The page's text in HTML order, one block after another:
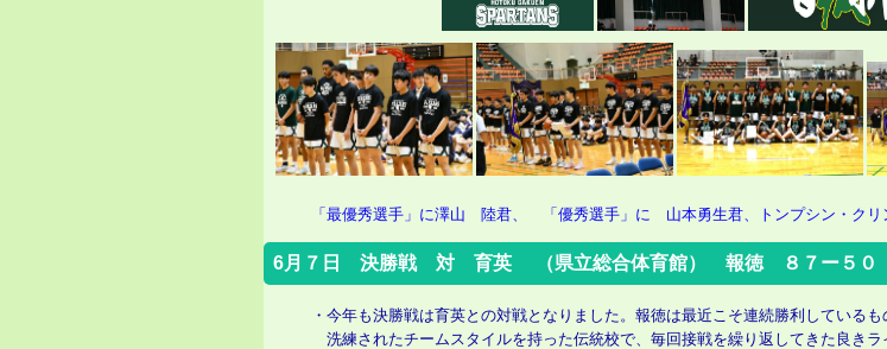
「最優秀選手」に澤山 陸君、 「優秀選手」に 山本勇生君、トンプシン・クリ
6月７日 決勝戦 対 育英 （県立総合体育館） 報徳 ８７ー５
・今年も決勝戦は育英との対戦となりました。報徳は最近こそ連続勝利している
洗練されたチームスタイルを持った伝統校で、毎回接戦を繰り返してきた良きラ